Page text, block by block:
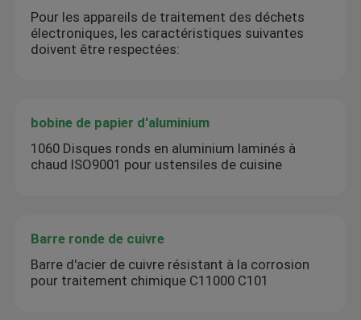
Pour les appareils de traitement des déchets
électroniques, les caractéristiques suivantes
doivent être respectées:
bobine de papier d'aluminium
1060 Disques ronds en aluminium laminés à
chaud ISO9001 pour ustensiles de cuisine
Barre ronde de cuivre
Barre d'acier de cuivre résistant à la corrosion
pour traitement chimique C11000 C101